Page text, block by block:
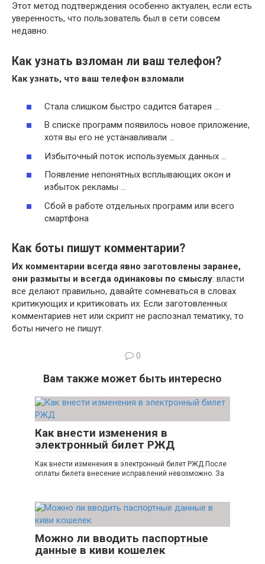
Этот метод подтверждения особенно актуален, если есть
уверенность, что пользователь был в сети совсем
недавно.
Как узнать взломан ли ваш телефон?
Как узнать, что ваш телефон взломали
Стала слишком быстро садится батарея …
В списке программ появилось новое приложение,
хотя вы его не устанавливали …
Избыточный поток используемых данных …
Появление непонятных всплывающих окон и
избыток рекламы …
Сбой в работе отдельных программ или всего
смартфона
Как боты пишут комментарии?
Их комментарии всегда явно заготовлены заранее,
они размыты и всегда одинаковы по смыслу: власти
все делают правильно, давайте сомневаться в словах
критикующих и критиковать их. Если заготовленных
комментариев нет или скрипт не распознал тематику, то
боты ничего не пишут.
0
Вам также может быть интересно
Как внести изменения в
электронный билет РЖД
Как внести изменения в электронный билет РЖД После
оплаты билета внесение исправлений невозможно. За
Можно ли вводить паспортные
данные в киви кошелек